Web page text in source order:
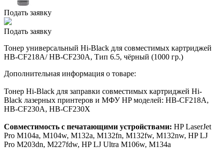
Подать заявку
Подать заявку
Тонер универсальный Hi-Black для совместимых картриджей
HB-CF218A/ HB-CF230A, Тип 6.5, чёрный (1000 гр.)
Дополнительная информация о товаре:
Тонер Hi-Black для заправки совместимых картриджей Hi-
Black лазерных принтеров и МФУ HP моделей: HB-CF218A,
HB-CF230А, HB-CF230X
Совместимость с печатающими устройствами: HP LaserJet
Pro M104a, M104w, M132a, M132fn, M132fw, M132nw, HP LJ
Pro M203dn, M227fdw, HP LJ Ultra M106w, M134a